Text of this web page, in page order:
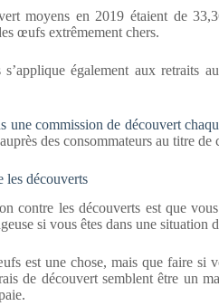
moyens en 2019 étaient de
œufs extrêmement chers.
également aux retraits
une commission de découvert
des consommateurs au titre de
les découverts
contre les découverts est que
si vous êtes dans une
est une chose, mais que faire si
de découvert semblent être un